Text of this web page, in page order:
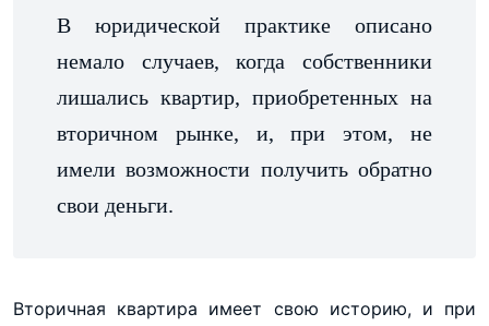
В юридической практике описано
немало случаев, когда собственники
лишались квартир, приобретенных на
вторичном рынке, и, при этом, не
имели возможности получить обратно
свои деньги.
Вторичная квартира имеет свою историю, и при